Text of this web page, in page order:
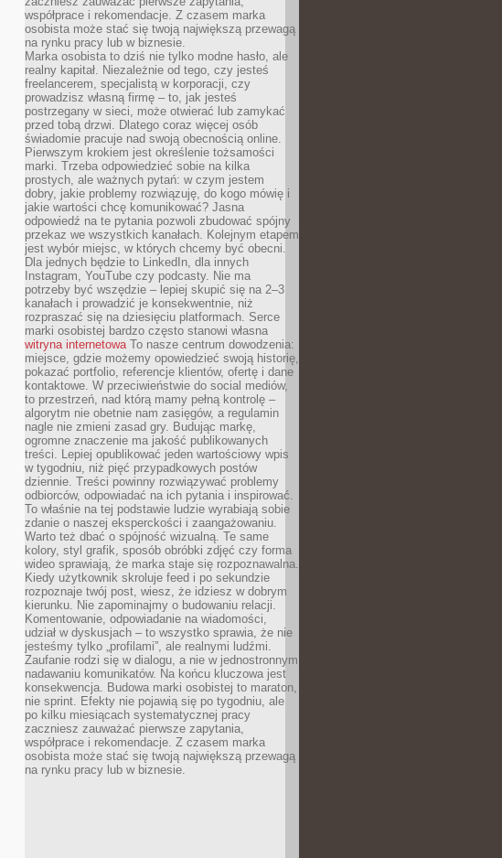
współprace i rekomendacje. Z czasem marka
osobista może stać się twoją największą przewagą
na rynku pracy lub w biznesie.
Marka osobista to dziś nie tylko modne hasło, ale
realny kapitał. Niezależnie od tego, czy jesteś
freelancerem, specjalistą w korporacji, czy
prowadzisz własną firmę – to, jak jesteś
postrzegany w sieci, może otwierać lub zamykać
przed tobą drzwi. Dlatego coraz więcej osób
świadomie pracuje nad swoją obecnością online.
Pierwszym krokiem jest określenie tożsamości
marki. Trzeba odpowiedzieć sobie na kilka
prostych, ale ważnych pytań: w czym jestem
dobry, jakie problemy rozwiązuję, do kogo mówię i
jakie wartości chcę komunikować? Jasna
odpowiedź na te pytania pozwoli zbudować spójny
przekaz we wszystkich kanałach. Kolejnym etapem
jest wybór miejsc, w których chcemy być obecni.
Dla jednych będzie to LinkedIn, dla innych
Instagram, YouTube czy podcasty. Nie ma
potrzeby być wszędzie – lepiej skupić się na 2–3
kanałach i prowadzić je konsekwentnie, niż
rozpraszać się na dziesięciu platformach. Serce
marki osobistej bardzo często stanowi własna
witryna internetowaTo nasze centrum dowodzenia:
miejsce, gdzie możemy opowiedzieć swoją historię,
pokazać portfolio, referencje klientów, ofertę i dane
kontaktowe. W przeciwieństwie do social mediów,
to przestrzeń, nad którą mamy pełną kontrolę –
algorytm nie obetnie nam zasięgów, a regulamin
nagle nie zmieni zasad gry. Budując markę,
ogromne znaczenie ma jakość publikowanych
treści. Lepiej opublikować jeden wartościowy wpis
w tygodniu, niż pięć przypadkowych postów
dziennie. Treści powinny rozwiązywać problemy
odbiorców, odpowiadać na ich pytania i inspirować.
To właśnie na tej podstawie ludzie wyrabiają sobie
zdanie o naszej eksperckości i zaangażowaniu.
Warto też dbać o spójność wizualną. Te same
kolory, styl grafik, sposób obróbki zdjęć czy forma
wideo sprawiają, że marka staje się rozpoznawalna.
Kiedy użytkownik skroluje feed i po sekundzie
rozpoznaje twój post, wiesz, że idziesz w dobrym
kierunku. Nie zapominajmy o budowaniu relacji.
Komentowanie, odpowiadanie na wiadomości,
udział w dyskusjach – to wszystko sprawia, że nie
jesteśmy tylko „profilami”, ale realnymi ludźmi.
Zaufanie rodzi się w dialogu, a nie w jednostronnym
nadawaniu komunikatów. Na końcu kluczowa jest
konsekwencja. Budowa marki osobistej to maraton,
nie sprint. Efekty nie pojawią się po tygodniu, ale
po kilku miesiącach systematycznej pracy
zaczniesz zauważać pierwsze zapytania,
współprace i rekomendacje. Z czasem marka
osobista może stać się twoją największą przewagą
na rynku pracy lub w biznesie.